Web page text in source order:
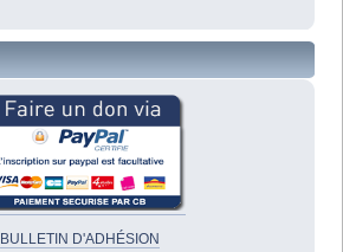
BULLETIN D'ADHÉSION